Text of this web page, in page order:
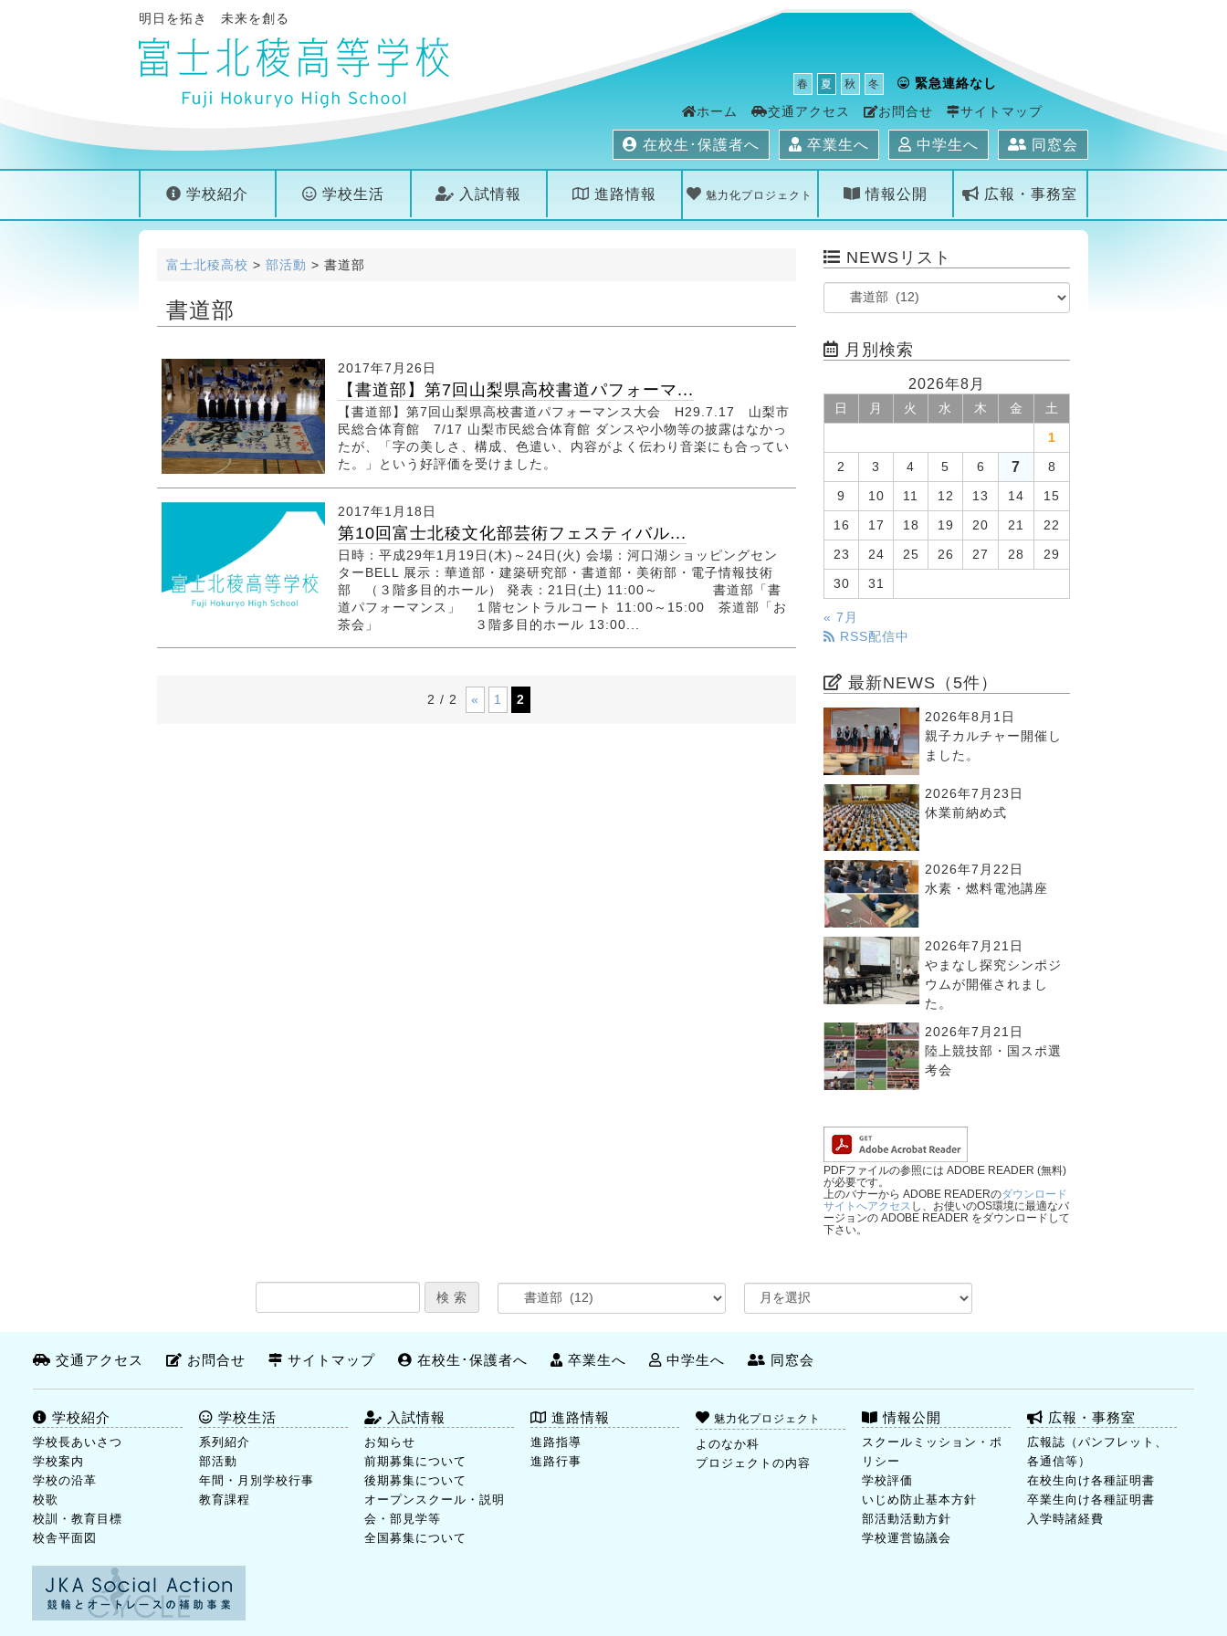
明日を拓き 未来を創る
春 夏 秋 冬 緊急連絡なし
ホーム 交通アクセス お問合せ サイトマップ
在校生･保護者へ 卒業生へ 中学生へ 同窓会
学校紹介 学校生活 入試情報 進路情報 魅力化プロジェクト 情報公開 広報・事務室
富士北稜高校 > 部活動 > 書道部
書道部
2017年7月26日
【書道部】第7回山梨県高校書道パフォーマ...
【書道部】第7回山梨県高校書道パフォーマンス大会 H29.7.17 山梨市
民総合体育館 7/17 山梨市民総合体育館 ダンスや小物等の披露はなかっ
たが、「字の美しさ、構成、色遣い、内容がよく伝わり音楽にも合ってい
た。」という好評価を受けました。
2017年1月18日
第10回富士北稜文化部芸術フェスティバル...
日時：平成29年1月19日(木)～24日(火) 会場：河口湖ショッピングセン
ターBELL 展示：華道部・建築研究部・書道部・美術部・電子情報技術
部 （３階多目的ホール） 発表：21日(土) 11:00～ 書道部「書
道パフォーマンス」 １階セントラルコート 11:00～15:00 茶道部「お
茶会」 ３階多目的ホール 13:00...
2 / 2 « 1 2
NEWSリスト
月別検索
2026年8月
日 月 火 水 木 金 土
1
2 3 4 5 6 7 8
9 10 11 12 13 14 15
16 17 18 19 20 21 22
23 24 25 26 27 28 29
30 31
« 7月
RSS配信中
最新NEWS（5件）
2026年8月1日
親子カルチャー開催し
ました。
2026年7月23日
休業前納め式
2026年7月22日
水素・燃料電池講座
2026年7月21日
やまなし探究シンポジ
ウムが開催されまし
た。
2026年7月21日
陸上競技部・国スポ選
考会
PDFファイルの参照には ADOBE READER (無料)
が必要です。
上のバナーから ADOBE READERのダウンロード
サイトへアクセス し、お使いのOS環境に最適なバ
ージョンの ADOBE READER をダウンロードして
下さい。
交通アクセス お問合せ サイトマップ 在校生･保護者へ 卒業生へ 中学生へ 同窓会
学校紹介
学校長あいさつ
学校案内
学校の沿革
校歌
校訓・教育目標
校舎平面図
学校生活
系列紹介
部活動
年間・月別学校行事
教育課程
入試情報
お知らせ
前期募集について
後期募集について
オープンスクール・説明
会・部見学等
全国募集について
進路情報
進路指導
進路行事
魅力化プロジェクト
よのなか科
プロジェクトの内容
情報公開
スクールミッション・ポ
リシー
学校評価
いじめ防止基本方針
部活動活動方針
学校運営協議会
広報・事務室
広報誌（パンフレット、
各通信等）
在校生向け各種証明書
卒業生向け各種証明書
入学時諸経費